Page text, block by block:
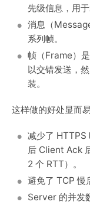
先级信息，用
消息（
系列帧。
帧（Frame）
以交错发送，
装。
这样做的好处显而
减少了 HTTPS
后 Client Ack
2 个 RTT）。
避免了 TCP 慢
Server 的并发